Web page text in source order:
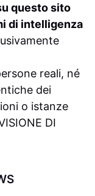
questo sito
di intelligenza
reali, né
dei
o istanze
DI